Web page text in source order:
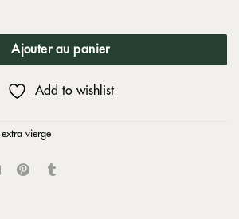
vierge extra verre citron 500ml
Ajouter au panier
Add to wishlist
vierge